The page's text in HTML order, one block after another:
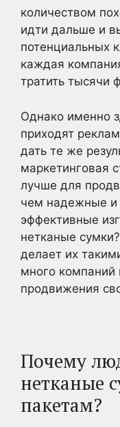
количеством
идти дальше и
потенциальных
каждая
тратить тысячи
Однако именно
приходят
дать те же
маркетинговая
лучше для
чем надежные и
эффективные
нетканые
делает их
много компаний
продвижения
Почему
нетканые
пакетам?